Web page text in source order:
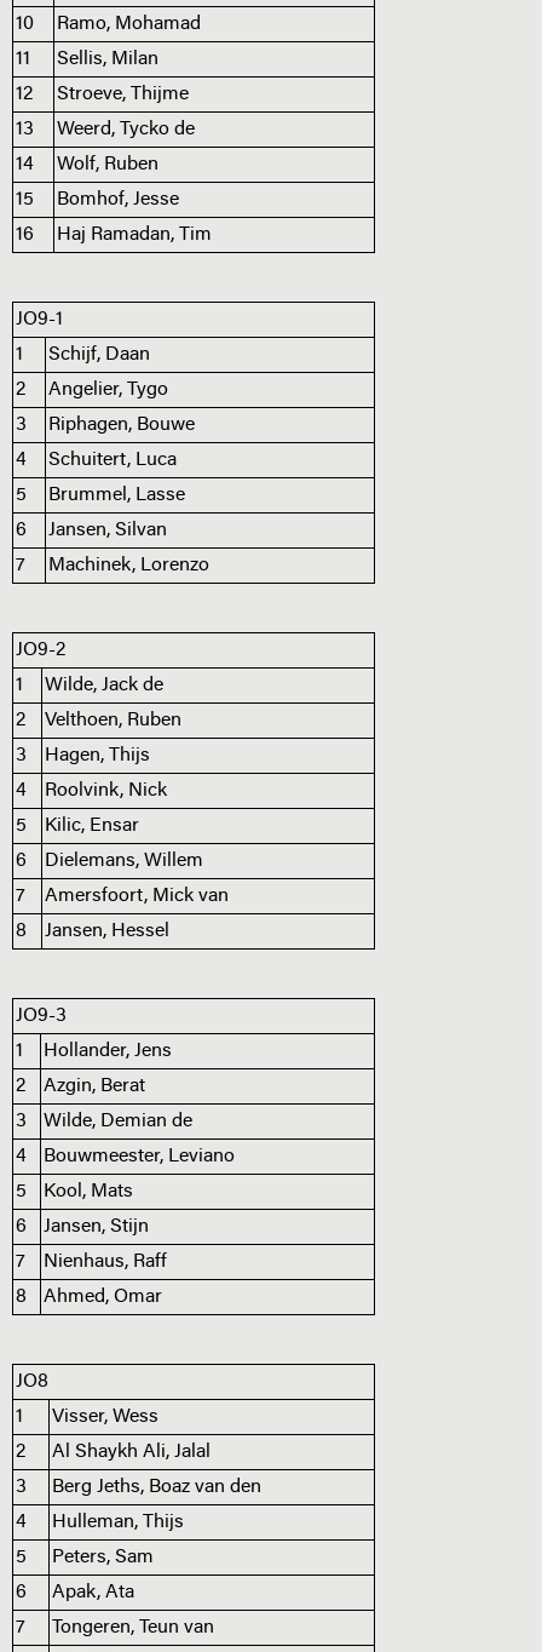
10
Ramo, Mohamad
11
Sellis, Milan
12
Stroeve, Thijme
13
Weerd, Tycko de
14
Wolf, Ruben
15
Bomhof, Jesse
16
Haj Ramadan, Tim
JO9-1
1
Schijf, Daan
2
Angelier, Tygo
3
Riphagen, Bouwe
4
Schuitert, Luca
5
Brummel, Lasse
6
Jansen, Silvan
7
Machinek, Lorenzo
JO9-2
1
Wilde, Jack de
2
Velthoen, Ruben
3
Hagen, Thijs
4
Roolvink, Nick
5
Kilic, Ensar
6
Dielemans, Willem
7
Amersfoort, Mick van
8
Jansen, Hessel
JO9-3
1
Hollander, Jens
2
Azgin, Berat
3
Wilde, Demian de
4
Bouwmeester, Leviano
5
Kool, Mats
6
Jansen, Stijn
7
Nienhaus, Raff
8
Ahmed, Omar
JO8
1
Visser, Wess
2
Al Shaykh Ali, Jalal
3
Berg Jeths, Boaz van den
4
Hulleman, Thijs
5
Peters, Sam
6
Apak, Ata
7
Tongeren, Teun van